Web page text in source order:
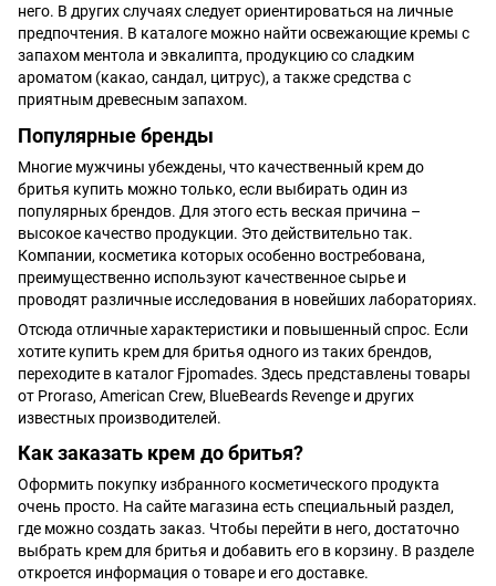
него. В других случаях следует ориентироваться на личные
предпочтения. В каталоге можно найти освежающие кремы с
запахом ментола и эвкалипта, продукцию со сладким
ароматом (какао, сандал, цитрус), а также средства с
приятным древесным запахом.
Популярные бренды
Многие мужчины убеждены, что качественный крем до
бритья купить можно только, если выбирать один из
популярных брендов. Для этого есть веская причина –
высокое качество продукции. Это действительно так.
Компании, косметика которых особенно востребована,
преимущественно используют качественное сырье и
проводят различные исследования в новейших лабораториях.
Отсюда отличные характеристики и повышенный спрос. Если
хотите купить крем для бритья одного из таких брендов,
переходите в каталог Fjpomades. Здесь представлены товары
от Proraso, American Crew, BlueBeards Revenge и других
известных производителей.
Как заказать крем до бритья?
Оформить покупку избранного косметического продукта
очень просто. На сайте магазина есть специальный раздел,
где можно создать заказ. Чтобы перейти в него, достаточно
выбрать крем для бритья и добавить его в корзину. В разделе
откроется информация о товаре и его доставке.